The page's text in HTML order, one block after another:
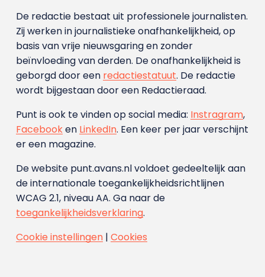
De redactie bestaat uit professionele journalisten.
Zij werken in journalistieke onafhankelijkheid, op
basis van vrije nieuwsgaring en zonder
beïnvloeding van derden. De onafhankelijkheid is
geborgd door een redactiestatuut. De redactie
wordt bijgestaan door een Redactieraad.
Punt is ook te vinden op social media: Instragram,
Facebooken LinkedIn. Een keer per jaar verschijnt
er een magazine.
De website punt.avans.nl voldoet gedeeltelijk aan
de internationale toegankelijkheidsrichtlijnen
WCAG 2.1, niveau AA. Ga naar de
toegankelijkheidsverklaring.
Cookie instellingen| Cookies